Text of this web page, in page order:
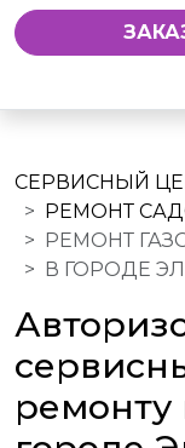
СЕРВИСНЫЙ
РЕМОНТ
РЕМОНТ
В ГОРОДЕ
ремонту